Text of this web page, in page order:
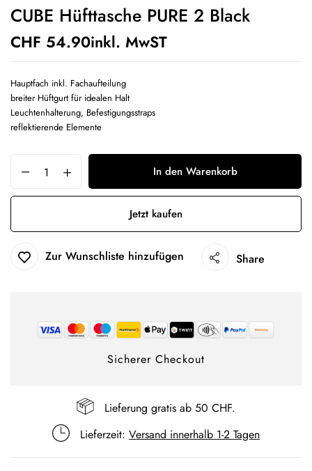
CUBE Hüfttasche PURE 2 Black
CHF 54.90inkl. MwST
Hauptfach inkl. Fachaufteilung
breiter Hüftgurt für idealen Halt
Leuchtenhalterung, Befestigungsstraps
reflektierende Elemente
In den Warenkorb
Jetzt kaufen
Zur Wunschliste hinzufügen Share
Sicherer Checkout
Lieferung gratis ab 50 CHF.
Lieferzeit: Versand innerhalb 1-2 Tagen